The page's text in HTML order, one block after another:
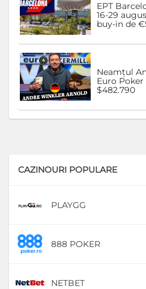
EPT
16-29
buy-in de
Neamțul
Euro
$482.790
CAZINOURI POPULARE
PLAYGG
888 POKER
NETBET